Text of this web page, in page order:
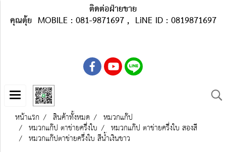
ติดต่อฝ่ายขาย
คุณตุ้ย MOBILE : 081-9871697 , LiNE ID : 0819871697
หน้าแรก สินค้าทั้งหมด หมวกแก๊ป
หมวกแก๊ป ตาข่ายครึ่งใบ หมวกแก๊ป ตาข่ายครึ่งใบ สองสี
หมวกแก๊ปตาข่ายครึ่งใบ สีน้ำเงินขาว